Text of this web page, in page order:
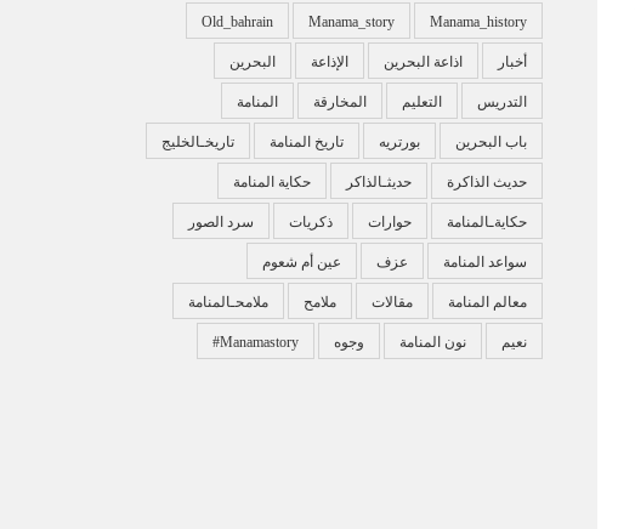
Manama_history
Manama_story
Old_bahrain
أخبار اذاعة البحرين الإذاعة البحرين
التدريس التعليم المخارقة المنامة
باب البحرين بورتريه تاريخ المنامة تاريخـالخليج
حديث الذاكرة حديثـالذاكر حكاية المنامة
حكايةـالمنامة حوارات ذكريات سرد الصور
سواعد المنامة عزف عين أم شعوم
معالم المنامة مقالات ملامح ملامحـالمنامة
نعيم نون المنامة وجوه ‏#manamastory